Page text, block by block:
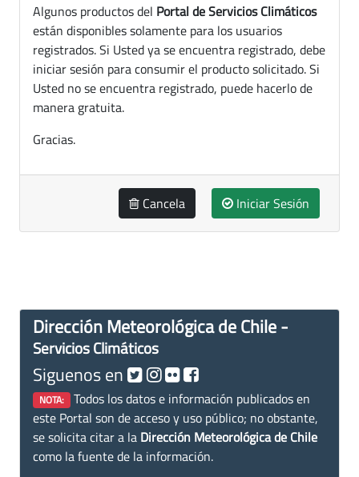
Algunos productos del Portal de Servicios Climáticos
están disponibles solamente para los usuarios
registrados. Si Usted ya se encuentra registrado, debe
iniciar sesión para consumir el producto solicitado. Si
Usted no se encuentra registrado, puede hacerlo de
manera gratuita.
Gracias.
Cancela Iniciar Sesión
Dirección Meteorológica de Chile -
Servicios Climáticos
Siguenos en
NOTA: Todos los datos e información publicados en
este Portal son de acceso y uso público; no obstante,
se solicita citar a la Dirección Meteorológica de Chile
como la fuente de la información.